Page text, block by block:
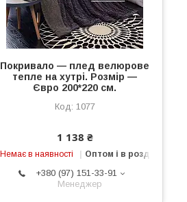
Покривало — плед велюрове
тепле на хутрі. Розмір —
Євро 200*220 см.
1077
1 138 ₴
Немає в наявності Оптом і в роздріб
+380 (97) 151-33-91
Менеджер